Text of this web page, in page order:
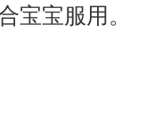
宝宝服用。